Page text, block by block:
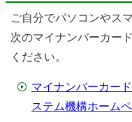
ご自分でパソコンやス
次のマイナンバーカー
ください。
マイナンバーカー
ステム機構ホーム